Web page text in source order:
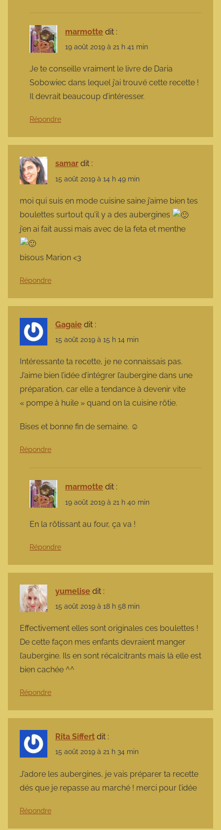
marmotte dit :
19 août 2019 à 21 h 41 min
Je te conseille vraiment le livre de Daria
Sobowiec dans lequel j’ai trouvé cette recette !
Il devrait beaucoup d’intéresser.
Répondre
samar dit :
15 août 2019 à 14 h 49 min
moi qui suis en mode cuisine saine j’aime bien tes
boulettes surtout qu’il y a des aubergines
j’en ai fait aussi mais avec de la feta et menthe
bisous Marion <3
Répondre
Gagaie dit :
15 août 2019 à 15 h 14 min
Intéressante ta recette, je ne connaissais pas.
J’aime bien l’idée d’intégrer l’aubergine dans une
préparation, car elle a tendance à devenir vite
« pompe à huile » quand on la cuisine rôtie.
Bises et bonne fin de semaine. ☺
Répondre
marmotte dit :
19 août 2019 à 21 h 40 min
En la rôtissant au four, ça va !
Répondre
yumelise dit :
15 août 2019 à 18 h 58 min
Effectivement elles sont originales ces boulettes !
De cette façon mes enfants devraient manger
l’aubergine. Ils en sont récalcitrants mais là elle est
bien cachée ^^
Répondre
Rita Siffert dit :
15 août 2019 à 21 h 34 min
J’adore les aubergines, je vais préparer ta recette
dés que je repasse au marché ! merci pour l’idée
Répondre